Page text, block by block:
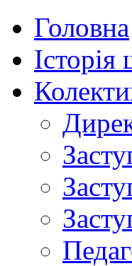
Головна